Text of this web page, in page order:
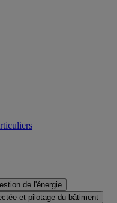
de l'énergie
et pilotage du bâtiment